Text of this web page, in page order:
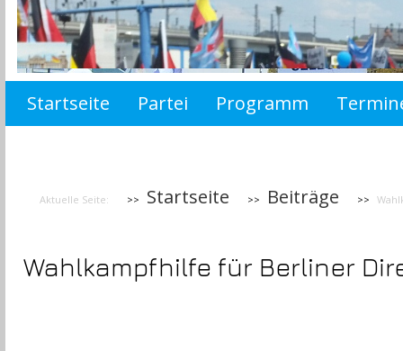
Startseite Partei Programm
Aktuelle Seite: Startseite Beiträge
Wahlkampfhilfe für Berliner